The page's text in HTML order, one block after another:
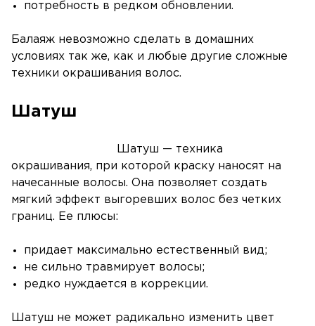
потребность в редком обновлении.
Балаяж невозможно сделать в домашних
условиях так же, как и любые другие сложные
техники окрашивания волос.
Шатуш
Шатуш — техника
окрашивания, при которой краску наносят на
начесанные волосы. Она позволяет создать
мягкий эффект выгоревших волос без четких
границ. Ее плюсы:
придает максимально естественный вид;
не сильно травмирует волосы;
редко нуждается в коррекции.
Шатуш не может радикально изменить цвет